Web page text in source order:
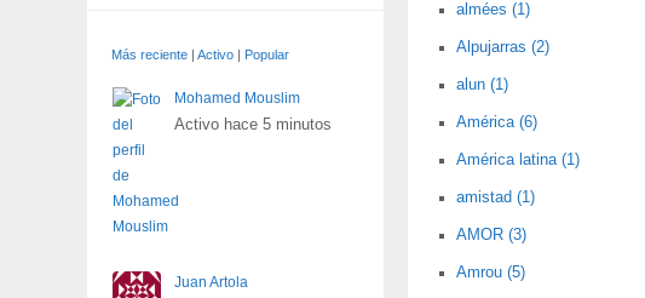
almées (1)
Alpujarras (2)
alun (1)
América (6)
América latina (1)
amistad (1)
AMOR (3)
Amrou (5)
Más reciente | Activo | Popular
Mohamed Mouslim
Activo hace 5 minutos
Juan Artola